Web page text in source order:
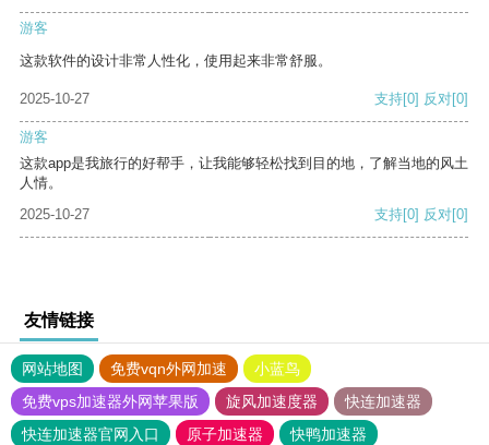
游客
这款软件的设计非常人性化，使用起来非常舒服。
2025-10-27 支持[0] 反对[0]
游客
这款app是我旅行的好帮手，让我能够轻松找到目的地，了解当地的风土
人情。
2025-10-27
支持[0] 反对[0]
友情链接
网站地图 免费vqn外网加速
小蓝鸟
免费vps加速器外网苹果版
旋风加速度器
快连加速器
快连加速器官网入口
原子加速器
快鸭加速器